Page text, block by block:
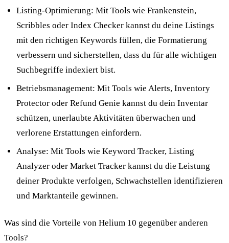
Listing-Optimierung: Mit Tools wie Frankenstein,
Scribbles oder Index Checker kannst du deine Listings
mit den richtigen Keywords füllen, die Formatierung
verbessern und sicherstellen, dass du für alle wichtigen
Suchbegriffe indexiert bist.
Betriebsmanagement: Mit Tools wie Alerts, Inventory
Protector oder Refund Genie kannst du dein Inventar
schützen, unerlaubte Aktivitäten überwachen und
verlorene Erstattungen einfordern.
Analyse: Mit Tools wie Keyword Tracker, Listing
Analyzer oder Market Tracker kannst du die Leistung
deiner Produkte verfolgen, Schwachstellen identifizieren
und Marktanteile gewinnen.
Was sind die Vorteile von Helium 10 gegenüber anderen
Tools?